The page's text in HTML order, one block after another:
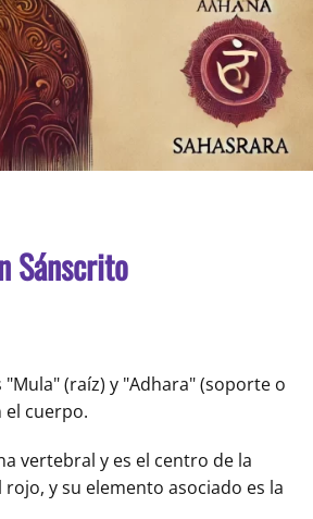
Sánscrito
(raíz) y "Adhara" (soporte o
el cuerpo.
vertebral y es el centro de la
y su elemento asociado es la